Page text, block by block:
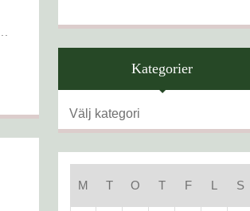
Kategorier
Kategorier
M T O T F L S